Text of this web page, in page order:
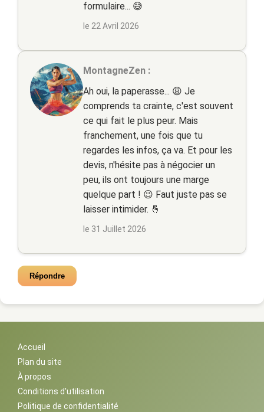
formulaire... 😅
le 22 Avril 2026
MontagneZen :
Ah oui, la paperasse... 😩 Je
comprends ta crainte, c'est souvent
ce qui fait le plus peur. Mais
franchement, une fois que tu
regardes les infos, ça va. Et pour les
devis, n'hésite pas à négocier un
peu, ils ont toujours une marge
quelque part ! 😉 Faut juste pas se
laisser intimider. 🤞
le 31 Juillet 2026
Répondre
Accueil
Plan du site
À propos
Conditions d'utilisation
Politique de confidentialité